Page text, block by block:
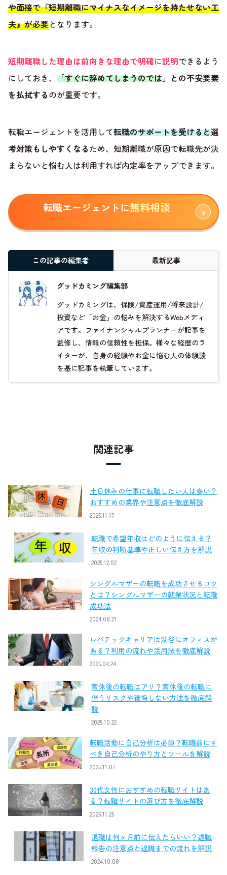
や面接で『短期離職にマイナスなイメージを持たせない工
夫』が必要となります。
短期離職した理由は前向きな理由で明確に説明できるよう
にしておき、 「すぐに辞めてしまうのでは」との不安要素
を払拭するのが重要です。
転職エージェントを活用して転職のサポートを受けると選
考対策もしやすくなる ため、短期離職が原因で転職先が決
まらないと悩む人は利用すれば内定率をアップできます。
転職エージェントに無料相談
この記事の編集者 最新記事
グッドカミング編集部
グッドカミングは、保険/資産運用/将来設計/
投資など「お金」の悩みを解決するWebメディ
アです。ファイナンシャルプランナーが記事を
監修し、情報の信頼性を担保。様々な経歴のラ
イターが、自身の経験やお金に悩む人の体験談
を基に記事を執筆しています。
関連記事
土日休みの仕事に転職したい人は多い？
おすすめの業界や注意点を徹底解説
2025.11.17
転職で希望年収はどのように伝える？
年収の判断基準や正しい伝え方を解説
2025.12.02
シングルマザーの転職を成功させるコツ
とは？シングルマザーの就業状況と転職
成功法
2024.08.21
レバテックキャリアは渋谷にオフィスが
ある？利用の流れや活用法を徹底解説
2025.04.24
育休後の転職はアリ？育休後の転職に
伴うリスクや後悔しない方法を徹底解
説
2025.10.22
転職活動に自己分析は必須？転職前にす
べき自己分析のやり方とツールを解説
2025.11.07
30代女性におすすめの転職サイトはあ
る？転職サイトの選び方を徹底解説
2025.11.25
退職は何ヶ月前に伝えたらいい？退職
報告の注意点と退職までの流れを解説
2024.10.08